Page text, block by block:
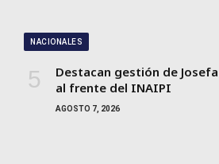
NACIONALES
Destacan gestión de
al frente del INAIPI
AGOSTO 7, 2026